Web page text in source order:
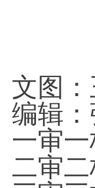
文图
编辑
一审
二审